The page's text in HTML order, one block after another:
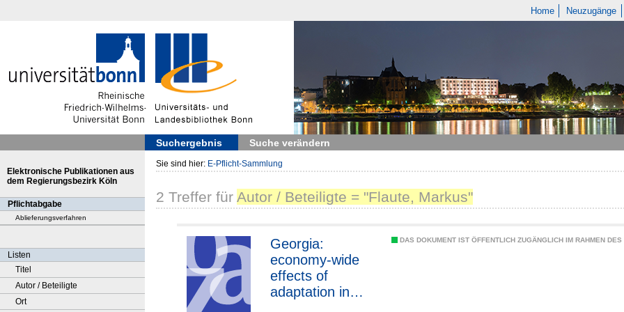
Home Neuzugänge
Suchergebnis Suche verändern
Elektronische Publikationen aus
dem Regierungsbezirk Köln
Pflichtabgabe
Ablieferungsverfahren
Listen
Titel
Autor / Beteiligte
Ort
Sie sind hier: E-Pflicht-Sammlung
2 Treffer für Autor / Beteiligte = "Flaute, Markus"
DAS DOKUMENT IST ÖFFENTLICH ZUGÄNGLICH IM RAHMEN
Georgia:
economy-wide
effects of
adaptation in